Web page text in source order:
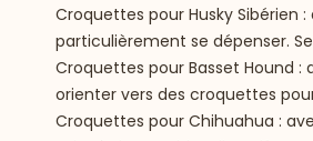
Croquettes pour Husky Sibérien :
particulièrement se dépenser.
Croquettes pour Basset Hound :
orienter vers des croquettes
Croquettes pour Chihuahua :